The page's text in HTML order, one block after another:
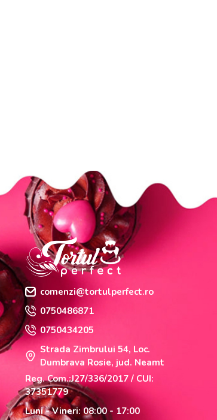
comenzi@tortulperfect.ro
0750486871
0750434205
Strada Zimbrului 54, Loc.
Dumbrava Rosie, jud. Neamt
Reg. Com.:J27/336/2017 / CUI:
37351779
Luni - Vineri: 08:00 - 17:00